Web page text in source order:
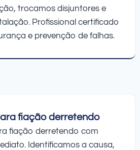
trocamos disjuntores e
Profissional certificado
e prevenção de falhas.
fiação derretendo
fiação derretendo com
Identificamos a causa,